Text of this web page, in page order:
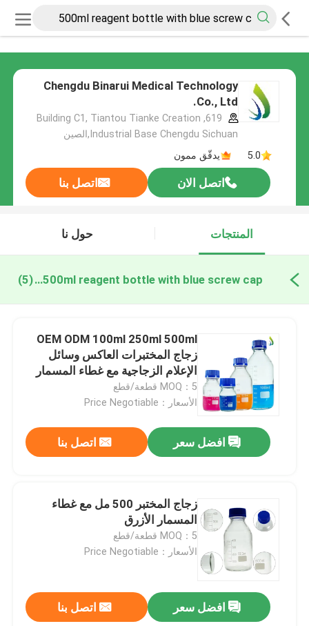
Chengdu Binarui Medical Technology
Co., Ltd.
619, Building C1, Tiantou Tianke Creation
Industrial Base Chengdu Sichuan,الصين
5.0
يدقّق ممون
اتصل الان اتصل بنا
المنتجات حول نا
500ml reagent bottle with blue screw cap التصنيع عبر الإنترنت(5)
OEM ODM 100ml 250ml 500ml
زجاج المختبرات العاكس وسائل
الإعلام الزجاجية مع غطاء المسمار
الأزرق
MOQ：5 قطعة/قطع
الأسعار：Price Negotiable
افضل سعر اتصل بنا
زجاج المختبر 500 مل مع غطاء
المسمار الأزرق
MOQ：5 قطعة/قطع
الأسعار：Price Negotiable
افضل سعر اتصل بنا